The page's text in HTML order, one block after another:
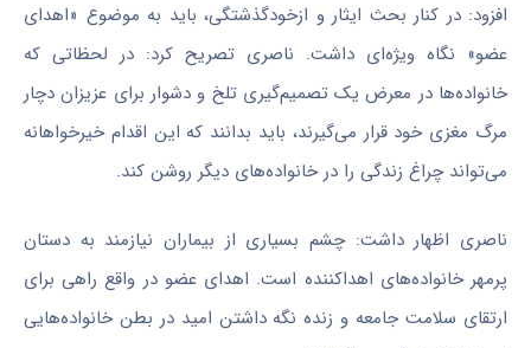
افزود: در کنار بحث ایثار و ازخودگذشتگی، باید به موضوع «اهدای
عضو» نگاه ویژه‌ای داشت. ناصری تصریح کرد: در لحظاتی که
خانواده‌ها در معرض یک تصمیم‌گیری تلخ و دشوار برای عزیزان دچار
مرگ مغزی خود قرار می‌گیرند، باید بدانند که این اقدام خیرخواهانه
می‌تواند چراغ زندگی را در خانواده‌های دیگر روشن کند.
ناصری اظهار داشت: چشم بسیاری از بیماران نیازمند به دستان
پرمهر خانواده‌های اهداکننده است. اهدای عضو در واقع راهی برای
ارتقای سلامت جامعه و زنده‌ نگه داشتن امید در بطن خانواده‌هایی